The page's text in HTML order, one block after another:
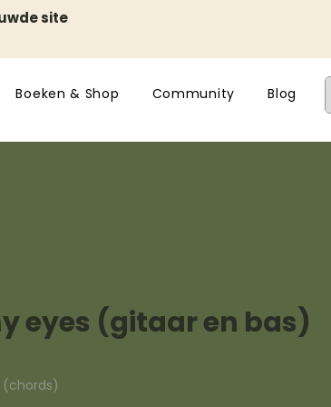
site
Boeken & Shop Community Blog
eyes (gitaar en bas)
(chords)